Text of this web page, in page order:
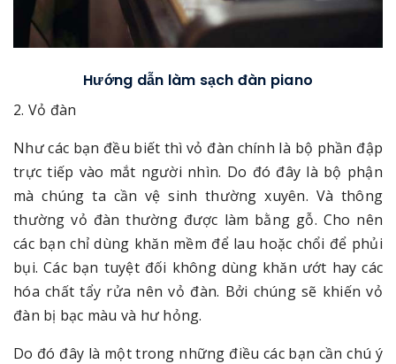
Hướng dẫn làm sạch đàn piano
2. Vỏ đàn
Như các bạn đều biết thì vỏ đàn chính là bộ phần đập
trực tiếp vào mắt người nhìn. Do đó đây là bộ phận
mà chúng ta cần vệ sinh thường xuyên. Và thông
thường vỏ đàn thường được làm bằng gỗ. Cho nên
các bạn chỉ dùng khăn mềm để lau hoặc chổi để phủi
bụi. Các bạn tuyệt đối không dùng khăn ướt hay các
hóa chất tẩy rửa nên vỏ đàn. Bởi chúng sẽ khiến vỏ
đàn bị bạc màu và hư hỏng.
Do đó đây là một trong những điều các bạn cần chú ý